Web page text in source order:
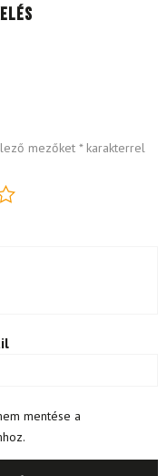
mezőket *karakterrel
mentése a